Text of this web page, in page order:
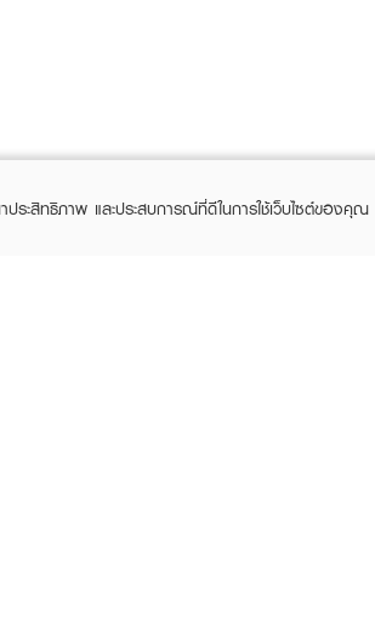
ประสิทธิภาพ และประสบการณ์ที่ดีในการใช้เว็บไซต์ของคุ